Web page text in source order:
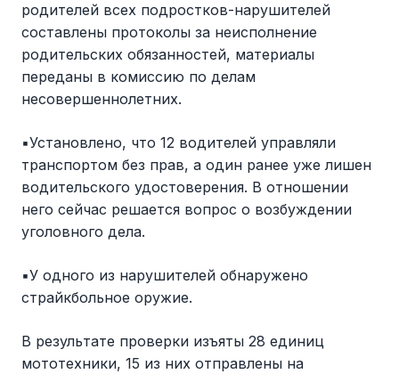
родителей всех подростков-нарушителей
составлены протоколы за неисполнение
родительских обязанностей, материалы
переданы в комиссию по делам
несовершеннолетних.
▪️Установлено, что 12 водителей управляли
транспортом без прав, а один ранее уже лишен
водительского удостоверения. В отношении
него сейчас решается вопрос о возбуждении
уголовного дела.
▪️У одного из нарушителей обнаружено
страйкбольное оружие.
В результате проверки изъяты 28 единиц
мототехники, 15 из них отправлены на